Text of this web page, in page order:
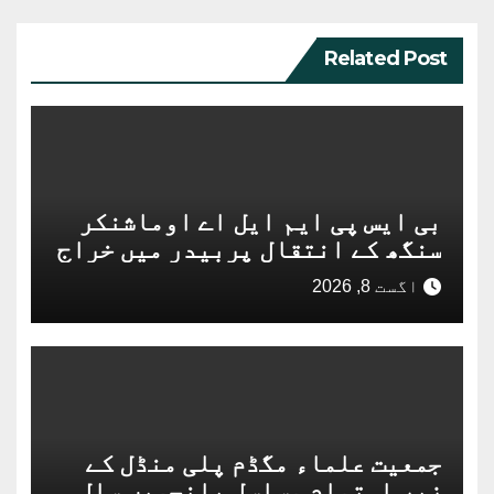
Related Post
بی ایس پی ایم ایل اے اوماشنکر
سنگھ کے انتقال پربیدر میں خراج
عقیدت
اگست 8, 2026
جمعیت علماء مگڈم پلی منڈل کے